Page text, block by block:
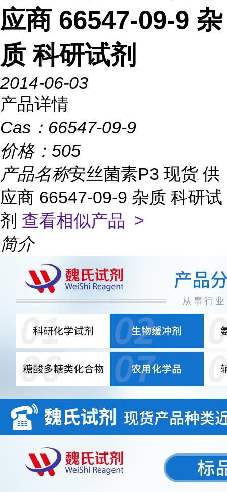
应商 66547-09-9 杂
质 科研试剂
2014-06-03
产品详情
Cas： 66547-09-9
价格： 505
产品名称安丝菌素P3 现货 供
应商 66547-09-9 杂质 科研试
剂 查看相似产品 >
简介